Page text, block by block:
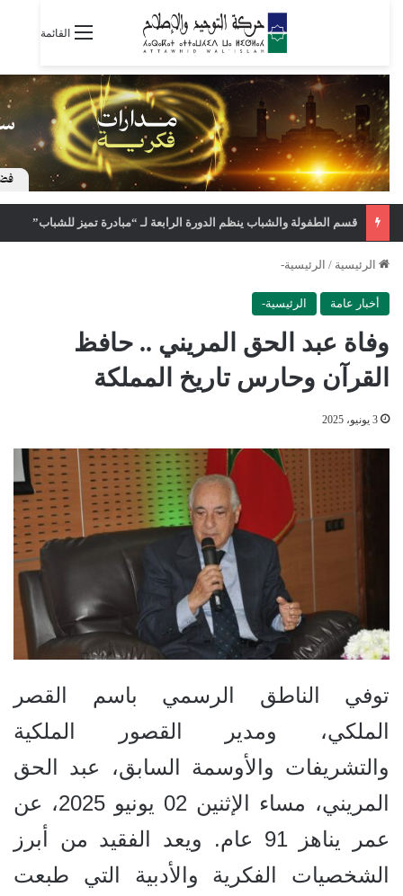
القائمة
قسم الطفولة والشباب ينظم الدورة الرابعة لـ “مبادرة تميز للشباب”
الرئيسية / الرئيسية-
أخبار عامة الرئيسية-
وفاة عبد الحق المريني .. حافظ
القرآن وحارس تاريخ المملكة
3 يونيو، 2025
توفي الناطق الرسمي باسم القصر
الملكي، ومدير القصور الملكية
والتشريفات والأوسمة السابق، عبد الحق
المريني، مساء الإثنين 02 يونيو 2025، عن
عمر يناهز 91 عام. ويعد الفقيد من أبرز
الشخصيات الفكرية والأدبية التي طبعت